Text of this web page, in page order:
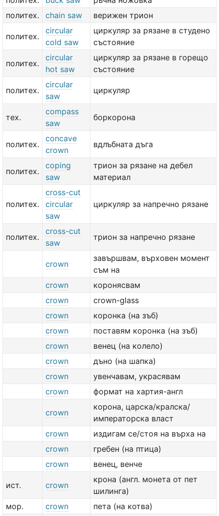
политех.
chain saw верижен трион
политех.
circular
cold saw
циркуляр за рязане в студено
състояние
политех.
circular
hot saw
циркуляр за рязане в горещо
състояние
политех.
circular
saw
циркуляр
тех.
compass
saw
боркорона
политех.
concave
crown
вдлъбната дъга
политех.
coping
saw
трион за рязане на дебел
материал
политех.
cross-cut
circular
saw
циркуляр за напречно рязане
политех.
cross-cut
saw
трион за напречно рязане
crown
завършвам, върховен момент
съм на
crown
коронясвам
crown
crown-glass
crown
коронка (на зъб)
crown
поставям коронка (на зъб)
crown
венец (на колело)
crown
дъно (на шапка)
crown
увенчавам, украсявам
crown
формат на хартия-англ
crown
корона, царска/кралска/
императорска власт
crown
издигам се/стоя на върха на
crown
гребен (на птица)
crown
венец, венче
ист. crown
крона (англ. монета от пет
шилинга)
мор.
crown
пета (на котва)